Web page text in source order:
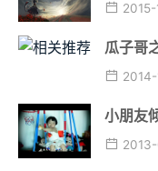
瓜子哥
小朋友